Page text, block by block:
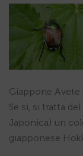
Giappone
Se sì, si tratta
Japonica) un
giapponese